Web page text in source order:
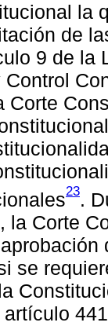
la
de
9 de la
Corte
23.
la Corte
se